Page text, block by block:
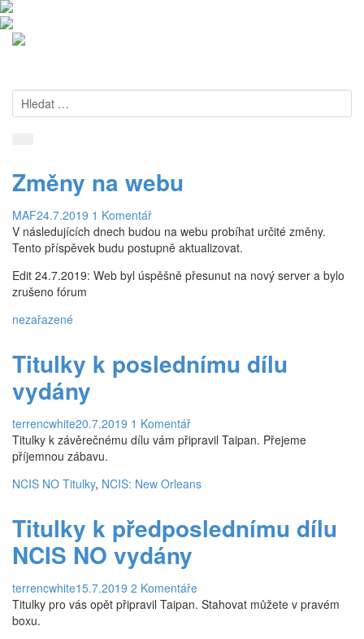
Úvod
Epizody
1. Série
2. Série
3. Série
6. Série
7. Série
8. Série
9. Série
10. Série
12. Série
13. Série
14. Série
Změny na webu
MAF24.7.2019 1 Komentář
V následujících dnech budou na webu probíhat určité změny.
Tento příspěvek budu postupně aktualizovat.
Edit 24.7.2019: Web byl úspěšně přesunut na nový server a bylo
zrušeno fórum
nezařazené
Titulky k poslednímu dílu
vydány
terrencwhite20.7.2019 1 Komentář
Titulky k závěrečnému dílu vám připravil Taipan. Přejeme
příjemnou zábavu.
NCIS NO Titulky, NCIS: New Orleans
Titulky k předposlednímu dílu
NCIS NO vydány
terrencwhite15.7.2019 2 Komentáře
Titulky pro vás opět připravil Taipan. Stahovat můžete v pravém
boxu.